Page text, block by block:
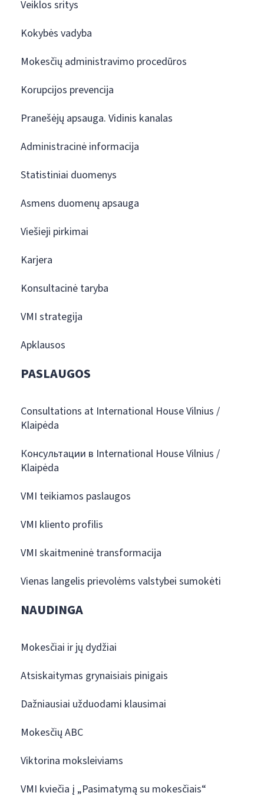
Veiklos sritys
Kokybės vadyba
Mokesčių administravimo procedūros
Korupcijos prevencija
Pranešėjų apsauga. Vidinis kanalas
Administracinė informacija
Statistiniai duomenys
Asmens duomenų apsauga
Viešieji pirkimai
Karjera
Konsultacinė taryba
VMI strategija
Apklausos
PASLAUGOS
Consultations at International House Vilnius /
Klaipėda
Консультации в International House Vilnius /
Klaipėda
VMI teikiamos paslaugos
VMI kliento profilis
VMI skaitmeninė transformacija
Vienas langelis prievolėms valstybei sumokėti
NAUDINGA
Mokesčiai ir jų dydžiai
Atsiskaitymas grynaisiais pinigais
Dažniausiai užduodami klausimai
Mokesčių ABC
Viktorina moksleiviams
VMI kviečia į „Pasimatymą su mokesčiais“